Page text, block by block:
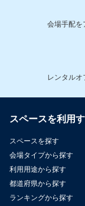
会場手配を
レンタル
スペースを利用
スペースを探す
会場タイプから探す
利用用途から探す
都道府県から探す
ランキングから探す